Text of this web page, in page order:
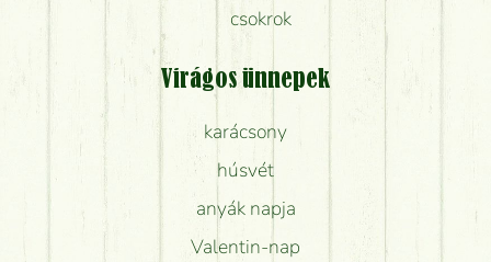
csokrok
Virágos ünnepek
karácsony
húsvét
anyák napja
Valentin-nap